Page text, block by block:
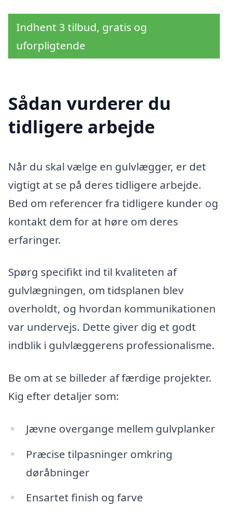
Indhent 3 tilbud, gratis og
uforpligtende
Sådan vurderer du
tidligere arbejde
Når du skal vælge en gulvlægger, er det
vigtigt at se på deres tidligere arbejde.
Bed om referencer fra tidligere kunder og
kontakt dem for at høre om deres
erfaringer.
Spørg specifikt ind til kvaliteten af
gulvlægningen, om tidsplanen blev
overholdt, og hvordan kommunikationen
var undervejs. Dette giver dig et godt
indblik i gulvlæggerens professionalisme.
Be om at se billeder af færdige projekter.
Kig efter detaljer som:
Jævne overgange mellem gulvplanker
Præcise tilpasninger omkring
døråbninger
Ensartet finish og farve